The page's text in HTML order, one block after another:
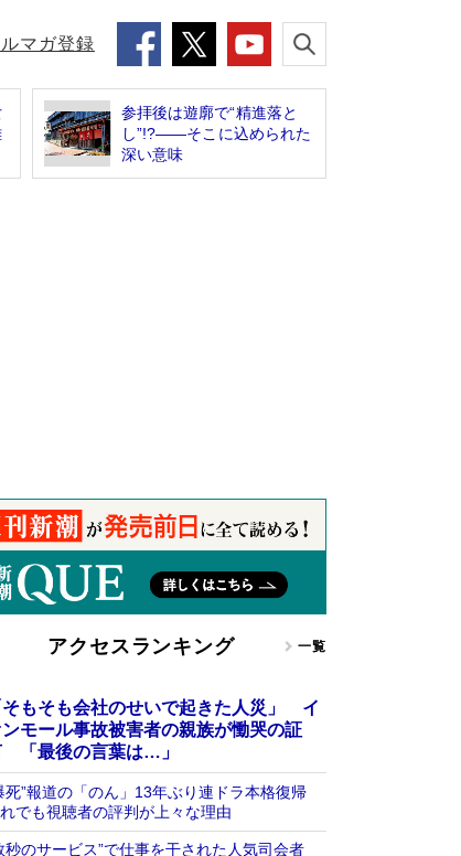
ルマガ登録
参拝後は遊廓で“精進落と
し”!?――そこに込められた
深い意味
アクセスランキング 一覧
そもそも会社のせいで起きた人災」 イ
モール事故被害者の親族が慟哭の証
「最後の言葉は…」
死”報道の「のん」13年ぶり連ドラ本格復帰
でも視聴者の評判が上々な理由
秒のサービス”で仕事を干された人気司会者